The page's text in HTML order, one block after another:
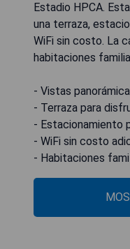
Estadio HPCA.
una terraza,
WiFi sin costo. La
habitaciones
- Vistas
- Terraza para
- Estacionamiento
- WiFi sin costo
- Habitaciones